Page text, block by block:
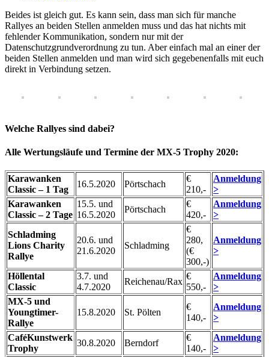
Beides ist gleich gut. Es kann sein, dass man sich für manche
Rallyes an beiden Stellen anmelden muss und das hat nichts mit
fehlender Kommunikation, sondern nur mit der
Datenschutzgrundverordnung zu tun. Aber einfach mal an einer der
beiden Stellen anmelden und man wird sich gegebenenfalls mit euch
direkt in Verbindung setzen.
Welche Rallyes sind dabei?
Alle Wertungsläufe und Termine der MX-5 Trophy 2020:
Karawanken
Classic – 1 Tag
16.5.2020 Pörtschach
€
210,-
Anmeldung
>
Karawanken
Classic – 2 Tage
15.5. und
16.5.2020
Pörtschach
€
420,-
Anmeldung
>
Schladming
Lions Charity
Rallye
20.6. und
21.6.2020
Schladming
€
280,
(€
300,-)
Anmeldung
>
Höllental
Classic
3.7. und
4.7.2020
Reichenau/Rax
€
550,-
Anmeldung
>
MX-5 und
Youngtimer-
Rallye
15.8.2020 St. Pölten
€
140,-
Anmeldung
>
CaféKunstwerk
Trophy
30.8.2020 Berndorf
€
140,-
Anmeldung
>